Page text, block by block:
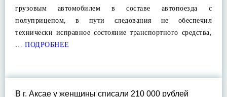
грузовым автомобилем в составе автопоезда с
полуприцепом, в пути следования не обеспечил
технически исправное состояние транспортного средства,
… ПОДРОБНЕЕ
В г. Аксае у женщины списали 210 000 рублей